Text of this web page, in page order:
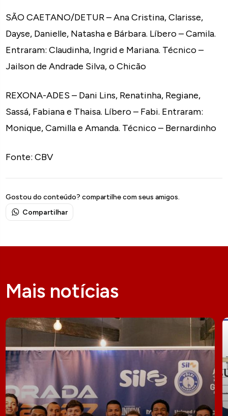
SÃO CAETANO/DETUR – Ana Cristina, Clarisse,
Dayse, Danielle, Natasha e Bárbara. Líbero – Camila.
Entraram: Claudinha, Ingrid e Mariana. Técnico –
Jailson de Andrade Silva, o Chicão
REXONA-ADES – Dani Lins, Renatinha, Regiane,
Sassá, Fabiana e Thaisa. Líbero – Fabi. Entraram:
Monique, Camilla e Amanda. Técnico – Bernardinho
Fonte: CBV
Gostou do conteúdo? compartilhe com seus amigos.
Compartilhar
Mais notícias